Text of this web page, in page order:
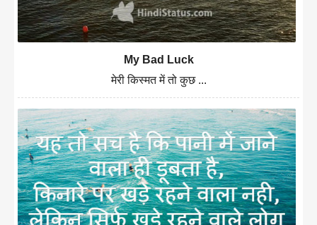
My Bad Luck
मेरी किस्मत में तो कुछ ...